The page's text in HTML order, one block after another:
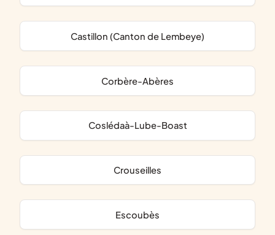
Castillon (Canton de Lembeye)
Corbère-Abères
Coslédaà-Lube-Boast
Crouseilles
Escoubès